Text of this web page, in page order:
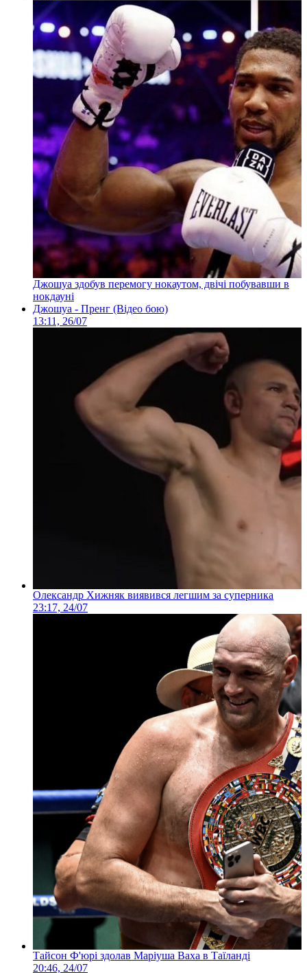
Джошуа здобув перемогу нокаутом, двічі побувавши в
нокдауні
Джошуа - Пренг (Відео бою)
13:11, 26/07
Олександр Хижняк виявився легшим за суперника
23:17, 24/07
Тайсон Ф'юрі здолав Маріуша Ваха в Таїланді
20:46, 24/07